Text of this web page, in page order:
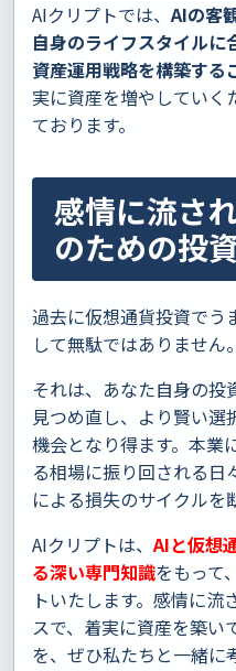
AIクリプトでは、AIの客
自身のライフスタイルに
資産運用戦略を構築する
実に資産を増やしていく
ております。
感情に流さ
のための投
過去に仮想通貨投資でう
して無駄ではありません。
それは、あなた自身の投
見つめ直し、より賢い選
機会となり得ます。本業
る相場に振り回される日
による損失のサイクルを
AIクリプトは、AIと仮想
る深い専門知識をもって
トいたします。感情に流
スで、着実に資産を築い
を、ぜひ私たちと一緒に